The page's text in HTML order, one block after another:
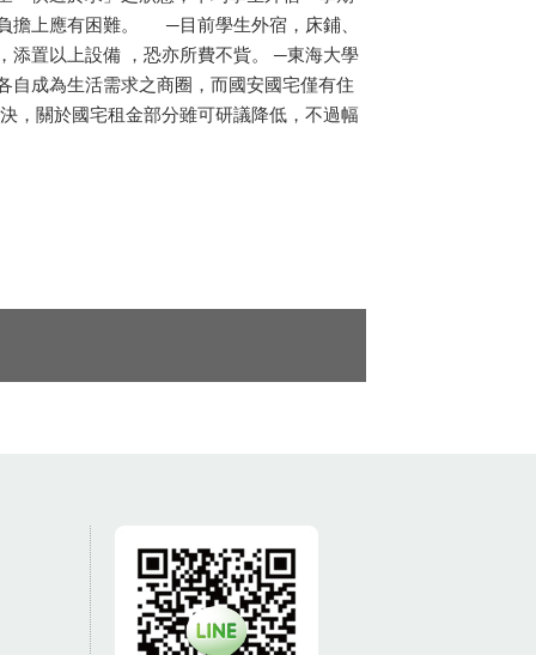
擔上應有困難。 ─目前學生外宿，床鋪、
添置以上設備 ，恐亦所費不貲。 ─東海大學
自成為生活需求之商圈，而國安國宅僅有住
，關於國宅租金部分雖可研議降低，不過幅